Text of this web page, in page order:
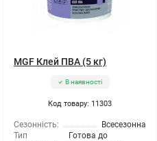
MGF Клей ПВА (5 кг)
В наявності
Код товару: 11303
Сезонність:
Всесезонна
Тип
Готова до